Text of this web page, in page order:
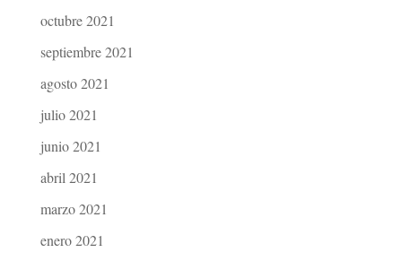
octubre 2021
septiembre 2021
agosto 2021
julio 2021
junio 2021
abril 2021
marzo 2021
enero 2021